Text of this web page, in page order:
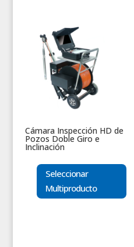
Cámara Inspección HD de
Pozos Doble Giro e
Inclinación
Seleccionar
Multiproducto